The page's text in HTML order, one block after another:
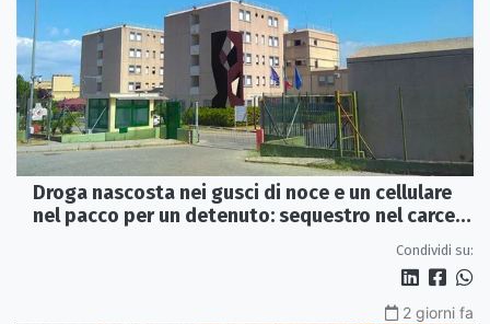
Droga nascosta nei gusci di noce e un cellulare
nel pacco per un detenuto: sequestro nel carcere
Condividi su:
2 giorni fa